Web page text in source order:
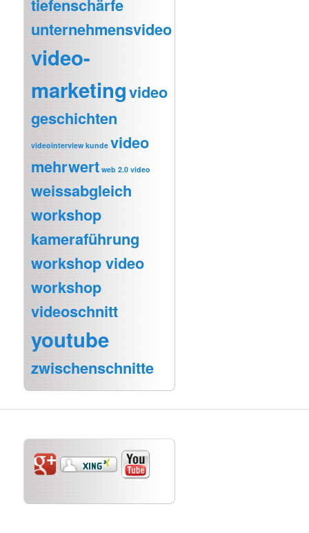
tiefenschärfe
unternehmensvideo
video-
marketingvideo
geschichten
videointerview kunde video
mehrwert web 2.0 video
weissabgleich
workshop
kameraführung
workshop video
workshop
videoschnitt
youtube
zwischenschnitte